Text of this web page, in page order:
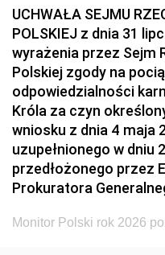
1939
1936
UCHWAŁA SEJMU
POLSKIEJ z dnia 31
wyrażenia przez Sejm
Polskiej zgody na
odpowiedzialności
Króla za czyn
wniosku z dnia 4 maja
uzupełnionego w dniu
przedłożonego przez
Prokuratora
Monitor Polski rok 2026